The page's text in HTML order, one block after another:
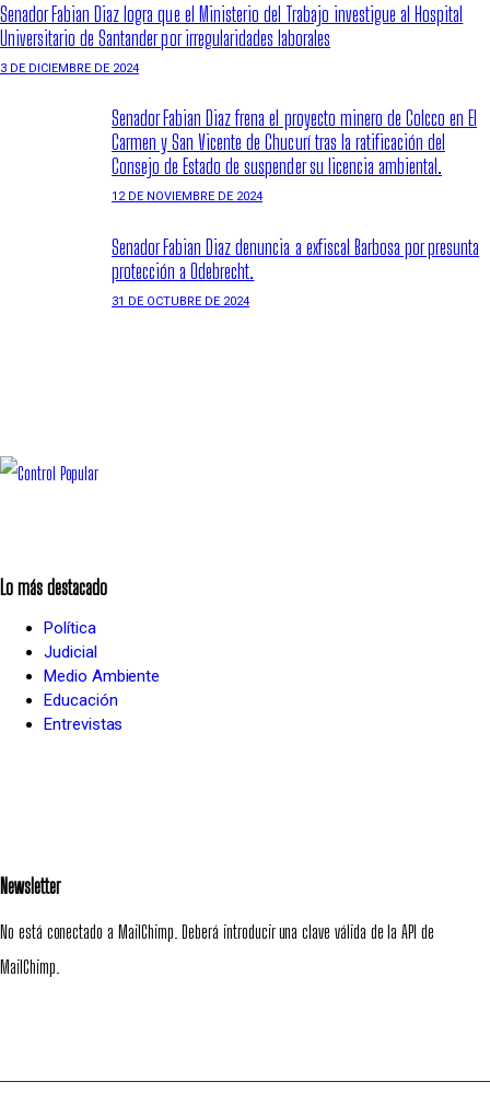
Senador Fabian Diaz logra que el Ministerio del Trabajo investigue al Hospital
Universitario de Santander por irregularidades laborales
3 DE DICIEMBRE DE 2024
Senador Fabian Diaz frena el proyecto minero de Colcco en El
Carmen y San Vicente de Chucurí tras la ratificación del
Consejo de Estado de suspender su licencia ambiental.
12 DE NOVIEMBRE DE 2024
Senador Fabian Diaz denuncia a exfiscal Barbosa por presunta
protección a Odebrecht.
31 DE OCTUBRE DE 2024
Lo más destacado
Política
Judicial
Medio Ambiente
Educación
Entrevistas
Newsletter
No está conectado a MailChimp. Deberá introducir una clave válida de la API de
MailChimp.